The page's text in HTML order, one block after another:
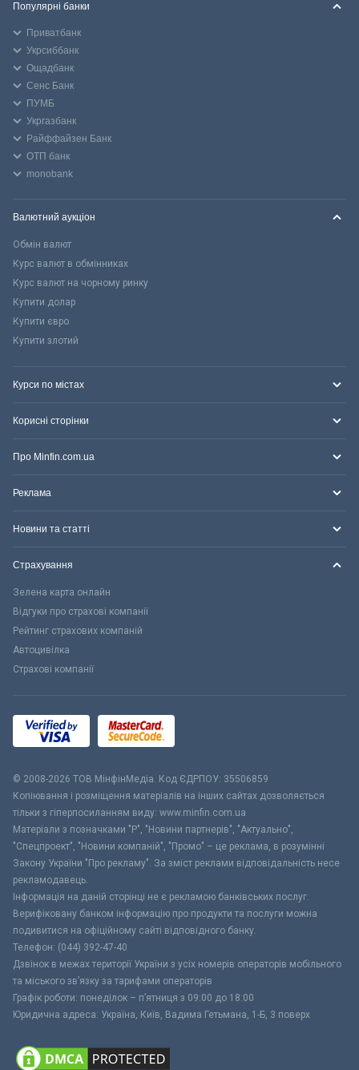
Популярні банки
Приватбанк
Укрсиббанк
Ощадбанк
Сенс Банк
ПУМБ
Укргазбанк
Райффайзен Банк
ОТП банк
monobank
Валютний аукціон
Обмін валют
Курс валют в обмінниках
Курс валют на чорному ринку
Купити долар
Купити євро
Купити злотий
Курси по містах
Корисні сторінки
Про Minfin.com.ua
Реклама
Новини та статті
Страхування
Зелена карта онлайн
Відгуки про страхові компанії
Рейтинг страхових компаній
Автоцивілка
Страхові компанії
© 2008-2026 ТОВ МiнфiнМедiа. Код ЄДРПОУ: 35506859
Копіювання і розміщення матеріалів на інших сайтах дозволяється
тільки з гіперпосиланням виду: www.minfin.com.ua
Матеріали з позначками "Р", "Новини партнерів", "Актуально",
"Спецпроект", "Новини компаній", "Промо" – це реклама, в розумінні
Закону України "Про рекламу". За зміст реклами відповідальність несе
рекламодавець.
Інформація на даній сторінці не є рекламою банківських послуг.
Верифіковану банком інформацію про продукти та послуги можна
подивитися на офіційному сайті відповідного банку.
Телефон: (044) 392-47-40
Дзвінок в межах території України з усіх номерів операторів мобільного
та міського зв’язку за тарифами операторів
Графік роботи: понеділок – п’ятниця з 09:00 до 18:00
Юридична адреса: Україна, Київ, Вадима Гетьмана, 1-Б, 3 поверх